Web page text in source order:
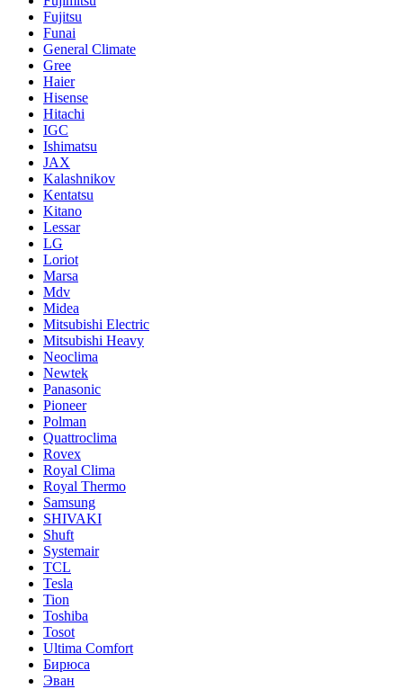
Fujitsu
Funai
General Climate
Gree
Haier
Hisense
Hitachi
IGC
Ishimatsu
JAX
Kalashnikov
Kentatsu
Kitano
Lessar
LG
Loriot
Marsa
Mdv
Midea
Mitsubishi Electric
Mitsubishi Heavy
Neoclima
Newtek
Panasonic
Pioneer
Polman
Quattroclima
Rovex
Royal Clima
Royal Thermo
Samsung
SHIVAKI
Shuft
Systemair
TCL
Tesla
Tion
Toshiba
Tosot
Ultima Comfort
Бирюса
Эван